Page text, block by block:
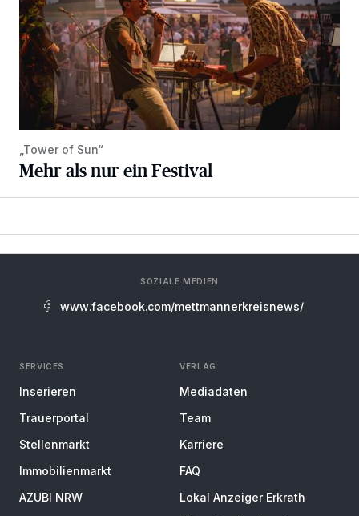
„Tower of Sun“
Mehr als nur ein Festival
SOZIALE MEDIEN
www.facebook.com/mettmannerkreisnews/
SERVICES
Inserieren
Trauerportal
Stellenmarkt
Immobilienmarkt
AZUBI NRW
VERLAG
Mediadaten
Team
Karriere
FAQ
Lokal Anzeiger Erkrath